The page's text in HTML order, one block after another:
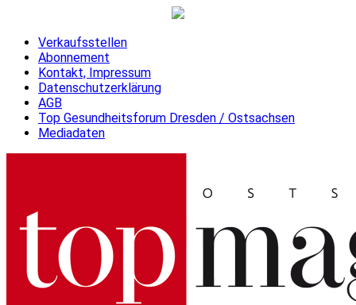
Verkaufsstellen
Abonnement
Kontakt, Impressum
Datenschutzerklärung
AGB
Top Gesundheitsforum Dresden / Ostsachsen
Mediadaten